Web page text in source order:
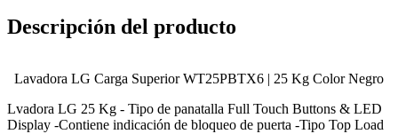
Panel de
Si
Regulador de
temperatura
Tipo de carga Carga Superior
Descripción del producto
Lavadora LG Carga Superior WT25PBTX6 | 25 Kg Color Negro
Lvadora LG 25 Kg - Tipo de panatalla Full Touch Buttons & LED
Display -Contiene indicación de bloqueo de puerta -Tipo Top Load